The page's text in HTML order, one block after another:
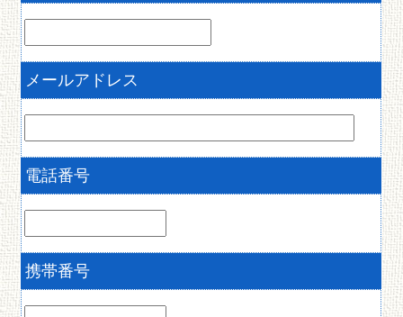
メールアドレス
電話番号
携帯番号